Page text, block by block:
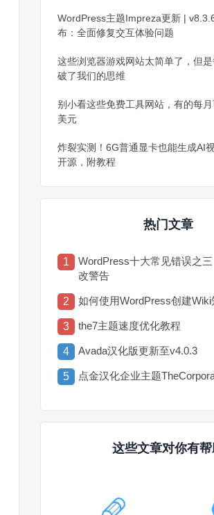
WordPress主题Impreza更新 |
布：全面修复交互体验问题
这些浏览器游戏网站太简单了，但
破了我们的思维
别小看这些免费工具网站，有的每
美元
炸裂实测！6G普通显卡也能生成AI
开源，附教程
热门文章
1
WordPress十大常见错误之
改警告
2 如何使用WordPress创建Wiki
3 the7主题速度优化教程
4 Avada汉化版更新至v4.0.3
5 点金汉化企业主题
这些文章对你有